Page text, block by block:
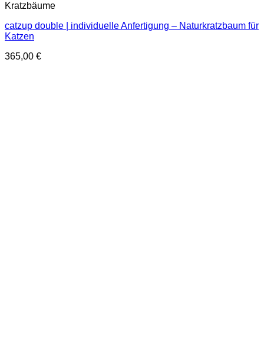
Kratzbäume
catzup double | individuelle Anfertigung – Naturkratzbaum für
Katzen
365,00 €